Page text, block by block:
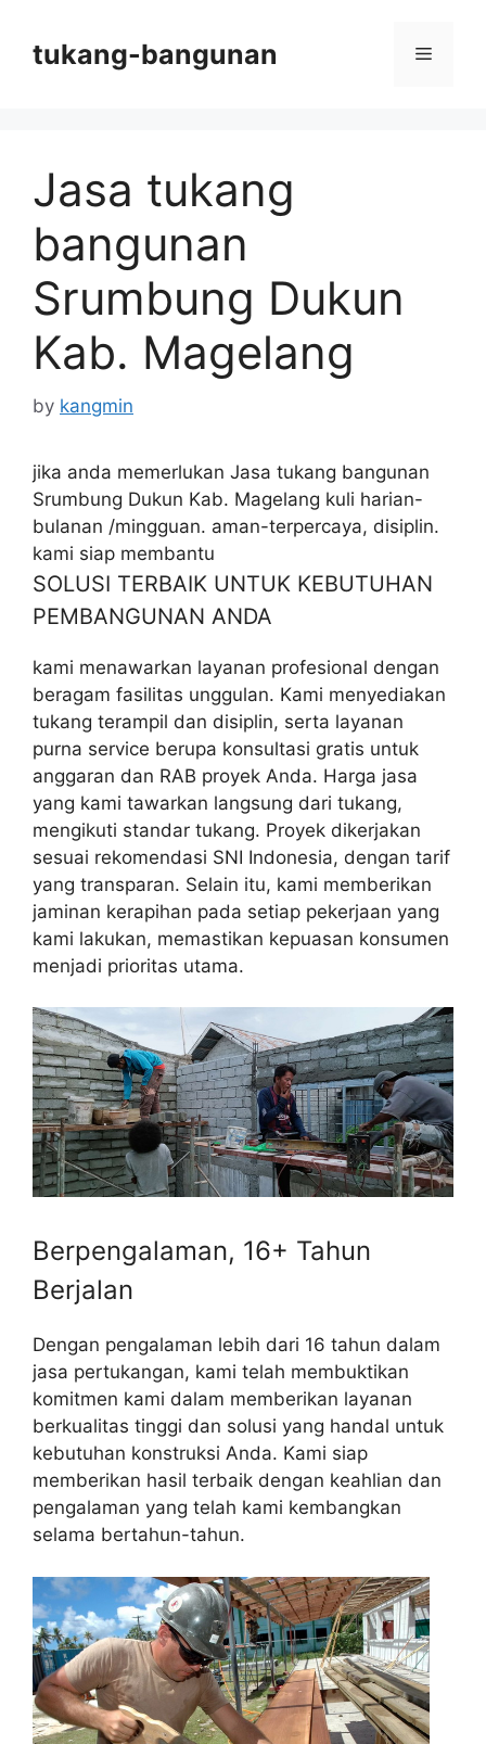
contenttukang-bangunan Menu
Jasa tukang
bangunan
Srumbung Dukun
Kab. Magelang
by kangmin
jika anda memerlukan Jasa tukang bangunan
Srumbung Dukun Kab. Magelang kuli harian-
bulanan /mingguan. aman-terpercaya, disiplin.
kami siap membantu
SOLUSI TERBAIK UNTUK KEBUTUHAN
PEMBANGUNAN ANDA
kami menawarkan layanan profesional dengan
beragam fasilitas unggulan. Kami menyediakan
tukang terampil dan disiplin, serta layanan
purna service berupa konsultasi gratis untuk
anggaran dan RAB proyek Anda. Harga jasa
yang kami tawarkan langsung dari tukang,
mengikuti standar tukang. Proyek dikerjakan
sesuai rekomendasi SNI Indonesia, dengan tarif
yang transparan. Selain itu, kami memberikan
jaminan kerapihan pada setiap pekerjaan yang
kami lakukan, memastikan kepuasan konsumen
menjadi prioritas utama.
Berpengalaman, 16+ Tahun
Berjalan
Dengan pengalaman lebih dari 16 tahun dalam
jasa pertukangan, kami telah membuktikan
komitmen kami dalam memberikan layanan
berkualitas tinggi dan solusi yang handal untuk
kebutuhan konstruksi Anda. Kami siap
memberikan hasil terbaik dengan keahlian dan
pengalaman yang telah kami kembangkan
selama bertahun-tahun.